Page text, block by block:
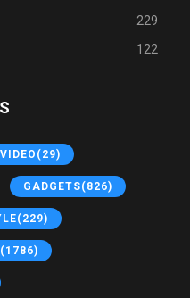
229
122
(29)
GADGETS(826)
(229)
(1786)